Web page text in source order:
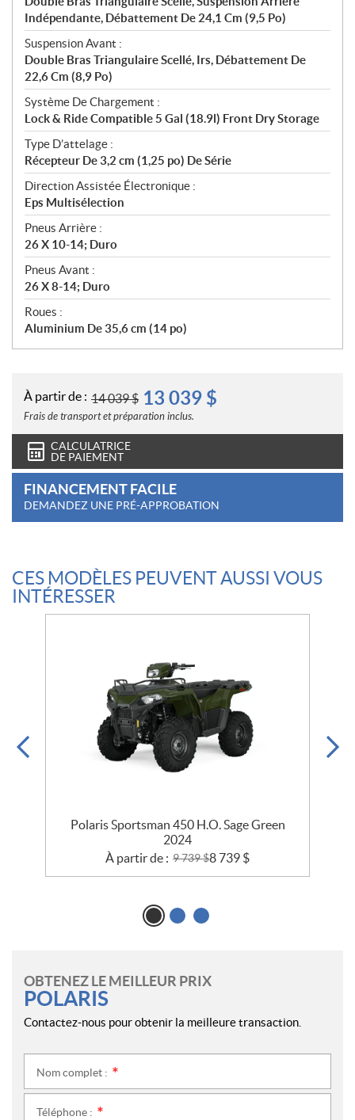
Indépendante, Débattement De 24,1 Cm (9,5 Po)
Suspension Avant :
Double Bras Triangulaire Scellé, Irs, Débattement De
22,6 Cm (8,9 Po)
Système De Chargement :
Lock & Ride Compatible 5 Gal (18.9l) Front Dry Storage
Type D’attelage :
Récepteur De 3,2 cm (1,25 po) De Série
Direction Assistée Électronique :
Eps Multisélection
Pneus Arrière :
26 X 10-14; Duro
Pneus Avant :
26 X 8-14; Duro
Roues :
Aluminium De 35,6 cm (14 po)
À partir de : 14 039$ 13 039 $
Frais de transport et préparation inclus.
CALCULATRICE
DE PAIEMENT
FINANCEMENT FACILE
DEMANDEZ UNE PRÉ-APPROBATION
CES MODÈLES PEUVENT AUSSI VOUS
INTÉRESSER
Polaris Sportsman 450 H.O. Sage Green
2024
À partir de : 9 739$8 739 $
OBTENEZ LE MEILLEUR PRIX
POLARIS
Contactez-nous pour obtenir la meilleure transaction.
Nom complet :
Téléphone :